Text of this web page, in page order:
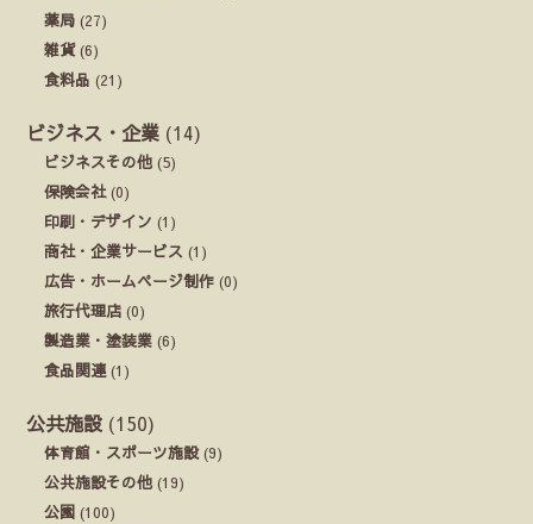
薬局 (27)
雑貨(6)
食料品 (21)
ビジネス・企業 (14)
ビジネスその他 (5)
保険会社(0)
印刷・デザイン (1)
商社・企業サービス (1)
広告・ホームページ制作 (0)
旅行代理店 (0)
製造業・塗装業 (6)
食品関連 (1)
公共施設 (150)
体育館・スポーツ施設(9)
公共施設その他 (19)
公園 (100)